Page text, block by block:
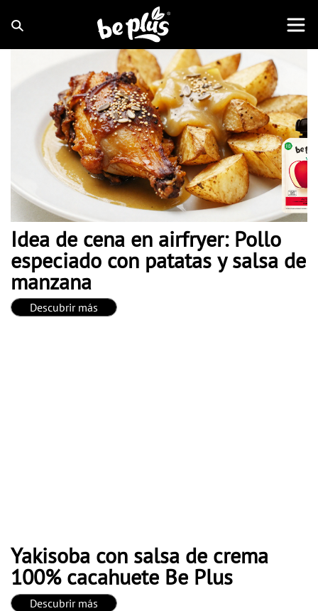
Idea de cena en airfryer: Pollo
especiado con patatas y salsa de
manzana
Descubrir más
Yakisoba con salsa de crema
100% cacahuete Be Plus
Descubrir más